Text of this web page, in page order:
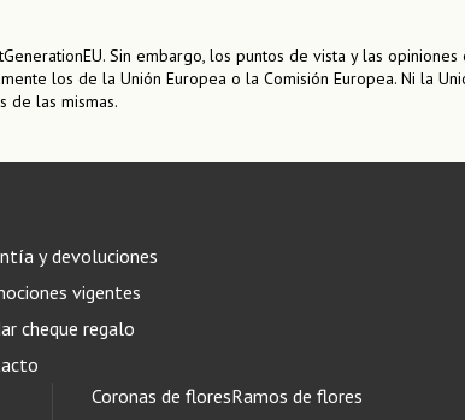
Sin embargo, los puntos de vista y las
los de la Unión Europea o la Comisión Europea. Ni la
de las mismas.
y devoluciones
vigentes
cheque regalo
Coronas de floresRamos de flores